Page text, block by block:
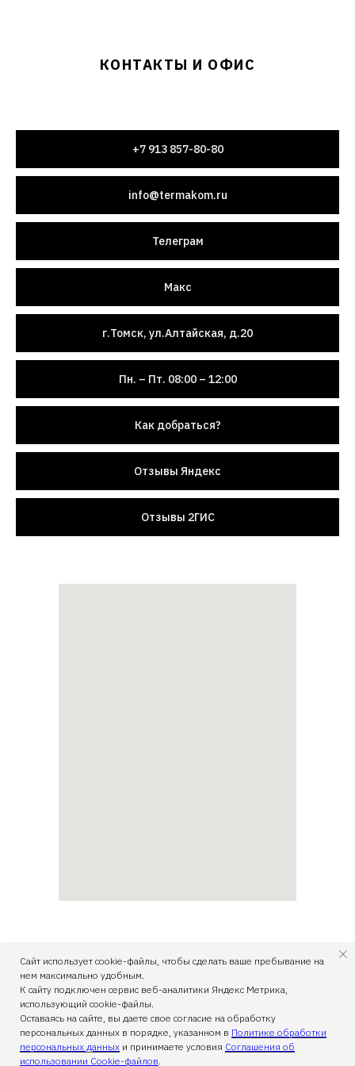
КОНТАКТЫ И ОФИС
+7 913 857-80-80
info@termakom.ru
Телеграм
Макс
г.Томск, ул.Алтайская, д.20
Пн. – Пт. 08:00 – 12:00
Как добраться?
Отзывы Яндекс
Отзывы 2ГИС
На главную
Правовая информация
Сайт использует cookie-файлы, чтобы сделать ваше пребывание на
нем максимально удобным.
К сайту подключен сервис веб-аналитики Яндекс Метрика,
использующий cookie-файлы.
Оставаясь на сайте, вы даете свое согласие на обработку
персональных данных в порядке, указанном в Политике обработки
персональных данных и принимаете условия Соглашения об
использовании Cookie-файлов.